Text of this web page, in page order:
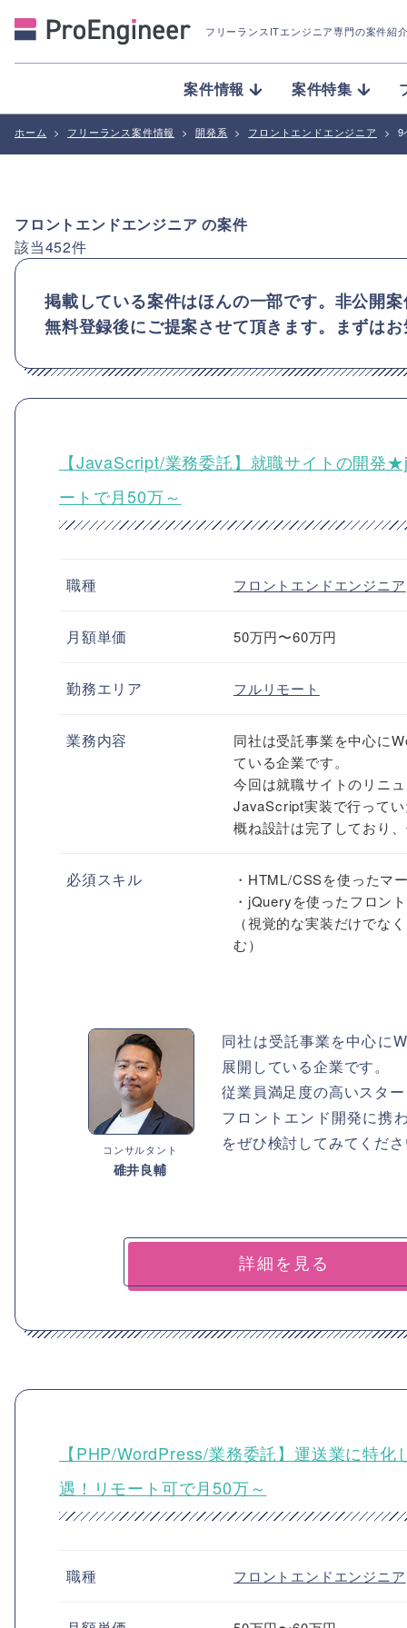
フリーランスITエンジニア専門の案件紹
案件情報 案件特集
ホーム > フリーランス案件情報 > 開発系 > フロントエンドエンジニア > 9
フロントエンドエンジニアの案件
該当452件
掲載している案件はほんの一部です。非公開
無料登録後にご提案させて頂きます。まずは
【JavaScript/業務委託】就職サイトの開発
ートで月50万～
職種 フロントエンドエンジニア
月額単価 50万円〜60万円
勤務エリア フルリモート
業務内容
同社は受託事業を中心に
ている企業です。
今回は就職サイトのリニ
JavaScript実装で行って
概ね設計は完了しており
必須スキル
・HTML/CSSを使ったマ
・jQueryを使ったフロン
（視覚的な実装だけでな
む）
コンサルタント
碓井良輔
同社は受託事業を中心に
展開している企業です。
従業員満足度の高いスタ
フロントエンド開発に携
をぜひ検討してみてくだ
詳細を見る
【PHP/WordPress/業務委託】運送業に特
遇！リモート可で月50万～
職種 フロントエンドエンジニア